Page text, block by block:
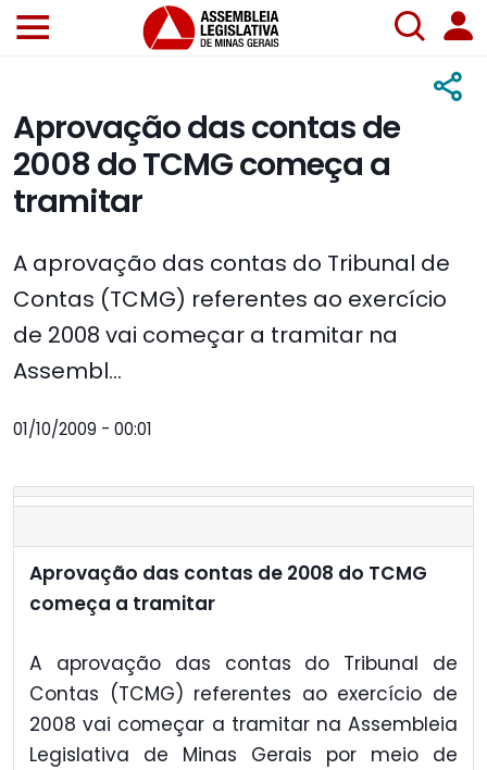
Aprovação das contas de
2008 do TCMG começa a
tramitar
A aprovação das contas do Tribunal de
Contas (TCMG) referentes ao exercício
de 2008 vai começar a tramitar na
Assembl...
01/10/2009 - 00:01
Aprovação das contas de 2008 do TCMG
começa a tramitar
A aprovação das contas do Tribunal de
Contas (TCMG) referentes ao exercício de
2008 vai começar a tramitar na Assembleia
Legislativa de Minas Gerais por meio de